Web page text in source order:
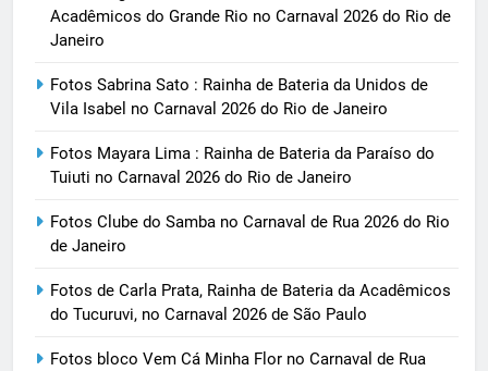
Acadêmicos do Grande Rio no Carnaval 2026 do Rio de
Janeiro
Fotos Sabrina Sato : Rainha de Bateria da Unidos de
Vila Isabel no Carnaval 2026 do Rio de Janeiro
Fotos Mayara Lima : Rainha de Bateria da Paraíso do
Tuiuti no Carnaval 2026 do Rio de Janeiro
Fotos Clube do Samba no Carnaval de Rua 2026 do Rio
de Janeiro
Fotos de Carla Prata, Rainha de Bateria da Acadêmicos
do Tucuruvi, no Carnaval 2026 de São Paulo
Fotos bloco Vem Cá Minha Flor no Carnaval de Rua